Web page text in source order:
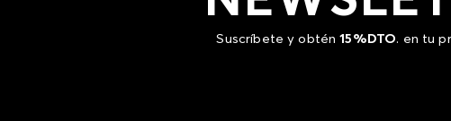
Suscríbete y obtén15%DTO. en tu